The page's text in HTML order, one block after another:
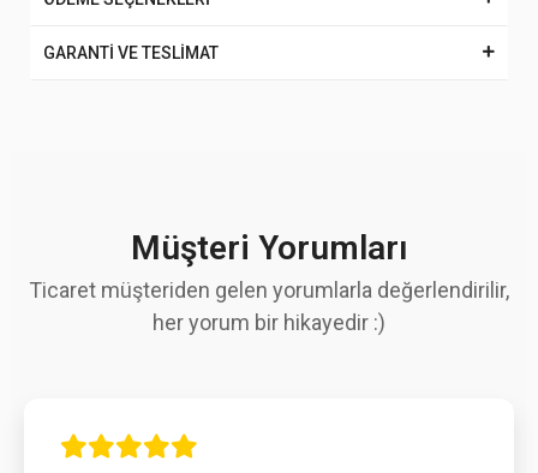
GARANTİ VE TESLİMAT
Müşteri Yorumları
Ticaret müşteriden gelen yorumlarla değerlendirilir,
her yorum bir hikayedir :)